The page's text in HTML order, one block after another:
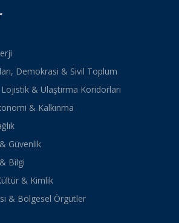
Demokrasi & Sivil Toplum
& Ulaştırma Koridorları
& Kalkınma
Güvenlik
Bilgi
& Kimlik
& Bölgesel Örgütler